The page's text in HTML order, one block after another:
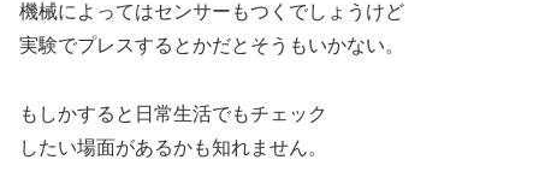
機械によってはセンサーもつくでしょうけど
実験でプレスするとかだとそうもいかない。
もしかすると日常生活でもチェック
したい場面があるかも知れません。